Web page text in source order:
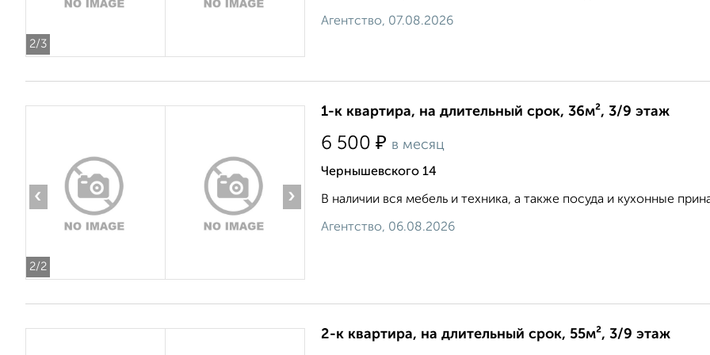
2/3
Агентство, 07.08.2026
2/2
‹ ›
1-к квартира, на длительный срок, 36м², 3/9 этаж
6 500 ₽ в месяц
Чернышевского 14
В наличии вся мебель и техника, а также посуда и кухонные
Агентство, 06.08.2026
2-к квартира, на длительный срок, 55м², 3/9 этаж